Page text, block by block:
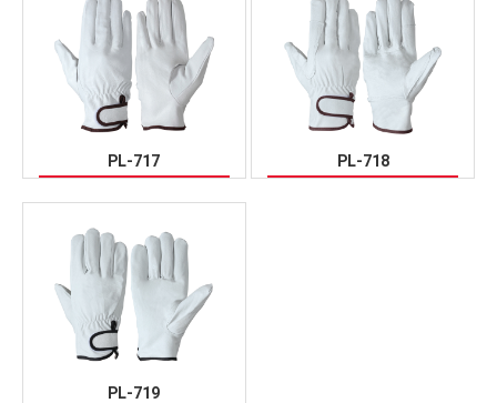
PL-717 PL-718
PL-719